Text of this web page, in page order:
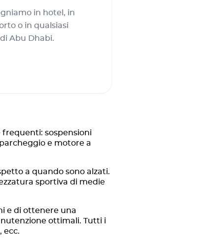
in hotel, in
o in qualsiasi
Abu Dhabi.
frequenti: sospensioni
e motore a
a quando sono alzati.
sportiva di medie
e di ottenere una
ottimali. Tutti i
ecc.